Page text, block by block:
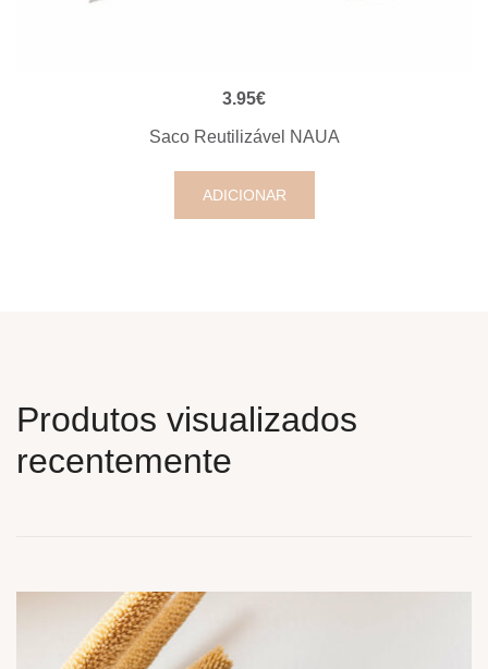
VISUALIZAÇÃO RÁPIDA
3.95€
Saco Reutilizável NAUA
ADICIONAR
Produtos visualizados
recentemente